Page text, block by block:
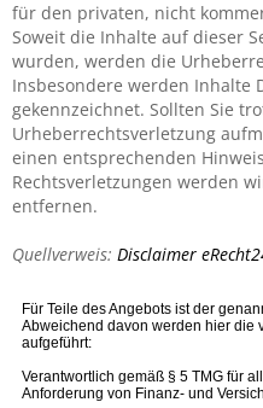
für den privaten, nicht
Soweit die Inhalte auf dieser
wurden, werden die
Insbesondere werden Inhalte
gekennzeichnet. Sollten Sie
Urheberrechtsverletzung
einen entsprechenden
Rechtsverletzungen werden
entfernen.
Quellverweis: Disclaimer